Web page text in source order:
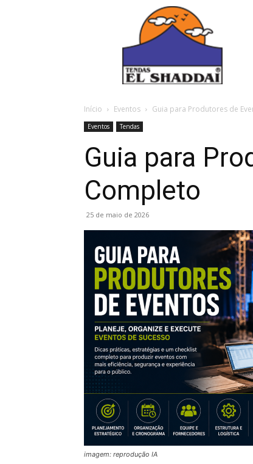
Início Eventos Guia para Produtores de
Eventos Tendas
Guia para
Completo
25 de maio de 2026
imagem: reprodução IA